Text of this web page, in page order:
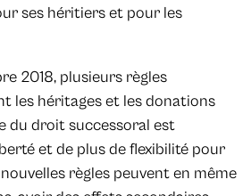
ses héritiers et pour les
2018, plusieurs règles
les héritages et les donations
du droit successoral est
et de plus de flexibilité pour
règles peuvent en même